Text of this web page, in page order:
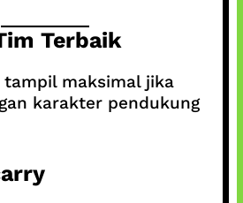
Terbaik
tampil maksimal jika
karakter pendukung